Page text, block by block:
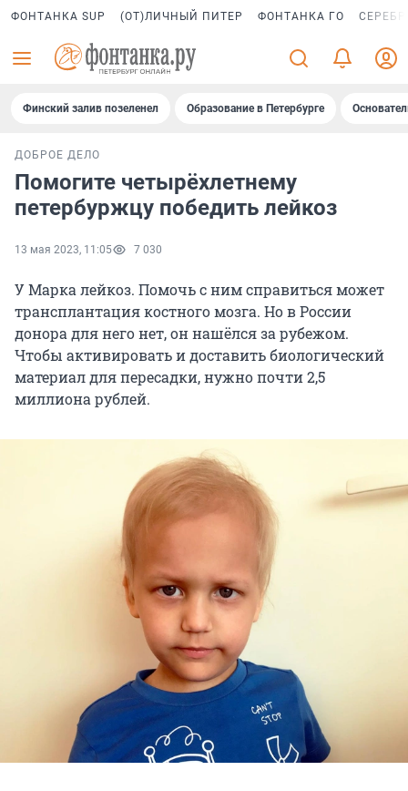
ФОНТАНКА SUP (ОТ)ЛИЧНЫЙ ПИТЕР ФОНТАНКА ГО
Финский залив позеленел Образование в Петербурге
ДОБРОЕ ДЕЛО
Помогите четырёхлетнему
петербуржцу победить лейкоз
13 мая 2023, 11:05 7 030
У Марка лейкоз. Помочь с ним справиться может
трансплантация костного мозга. Но в России
донора для него нет, он нашёлся за рубежом.
Чтобы активировать и доставить биологический
материал для пересадки, нужно почти 2,5
миллиона рублей.